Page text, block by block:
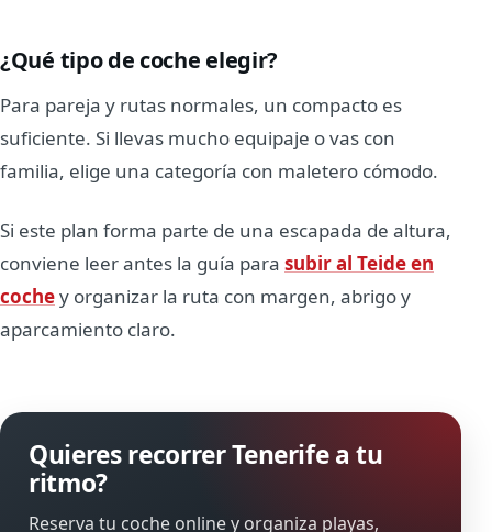
¿Qué tipo de coche elegir?
Para pareja y rutas normales, un compacto es
suficiente. Si llevas mucho equipaje o vas con
familia, elige una categoría con maletero cómodo.
Si este plan forma parte de una escapada de altura,
conviene leer antes la guía para subir al Teide en
cochey organizar la ruta con margen, abrigo y
aparcamiento claro.
Quieres recorrer Tenerife a tu
ritmo?
Reserva tu coche online y organiza playas,